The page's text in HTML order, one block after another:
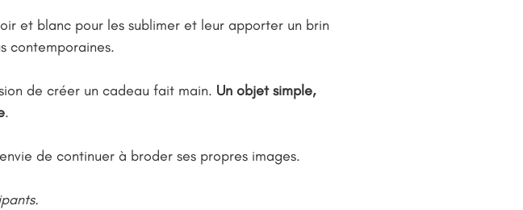
et blanc pour les sublimer et leur apporter un brin
contemporaines.
de créer un cadeau fait main. Un objet simple,
.
de continuer à broder ses propres images.